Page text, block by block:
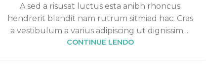
A sed a risusat luctus esta anibh rhoncus
hendrerit blandit nam rutrum sitmiad hac. Cras
a vestibulum a varius adipiscing ut dignissim ...
CONTINUE LENDO